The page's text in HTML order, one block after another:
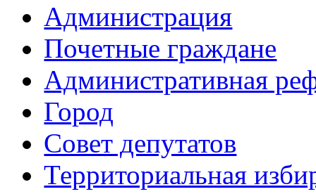
Администрация
Почетные граждане
Административная
Город
Совет депутатов
Территориальная